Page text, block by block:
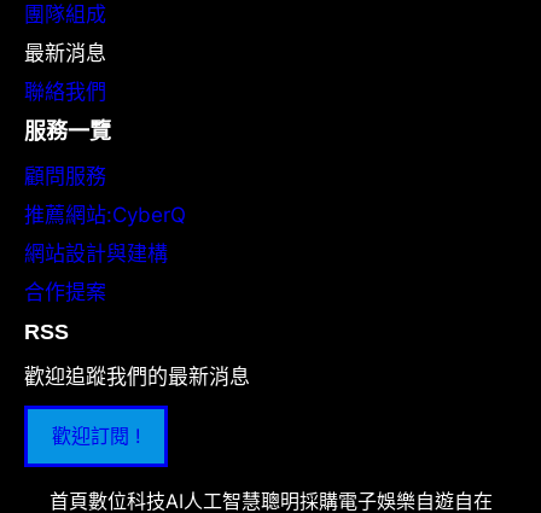
團隊組成
最新消息
聯絡我們
服務一覽
顧問服務
推薦網站:CyberQ
網站設計與建構
合作提案
RSS
歡迎追蹤我們的最新消息
歡迎訂閱 !
首頁數位科技AI人工智慧聰明採購電子娛樂自遊自在